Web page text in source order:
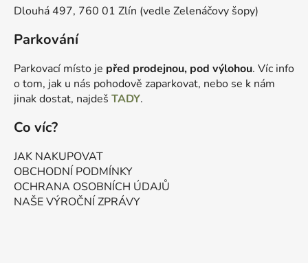
Dlouhá 497, 760 01 Zlín (vedle Zelenáčovy šopy)
Parkování
Parkovací místo je před prodejnou, pod výlohou. Víc info
o tom, jak u nás pohodově zaparkovat, nebo se k nám
jinak dostat, najdeš TADY.
Co víc?
JAK NAKUPOVAT
OBCHODNÍ PODMÍNKY
OCHRANA OSOBNÍCH ÚDAJŮ
NAŠE VÝROČNÍ ZPRÁVY